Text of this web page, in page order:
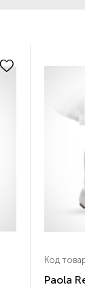
Код
Paola